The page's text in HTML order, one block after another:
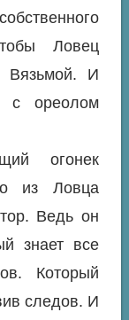
Ловец
Вязьмой. И
с ореолом
огонек
из Ловца
Ведь он
знает все
Который
следов. И